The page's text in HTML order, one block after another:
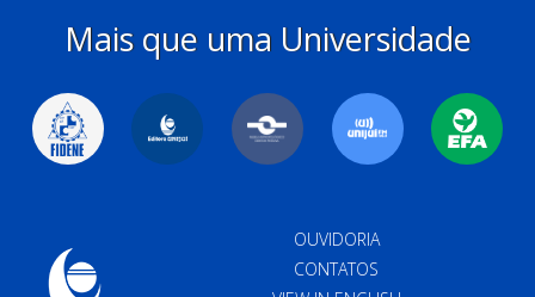
Mais que uma Universidade
OUVIDORIA
CONTATOS